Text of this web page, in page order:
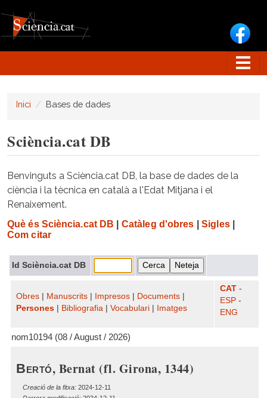
Inici Bases de dades
Sciència.cat DB
Benvinguts a Sciència.cat DB, la base de dades de la
ciència i la tècnica en català a l'Edat Mitjana i el
Renaixement.
Què és Sciència.cat DB Catàleg d'obres Sigles|
Com citar
Id Sciència.cat DB
Obres Manuscrits Impresos Documents
Persones
Bibliografia Vocabulari Imatges
CAT -
ESP -
ENG
nom10194 (08 / August / 2026)
Bertó, Bernat (fl. Girona, 1344)
Creació de la fitxa: 2024-12-11